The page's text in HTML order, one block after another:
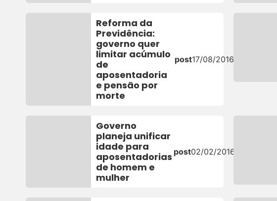
Reforma da
Previdência:
governo quer
limitar acúmulo
de
aposentadoria
e pensão por
morte
post17/08/2016
Governo
planeja unificar
idade para
aposentadorias
de homem e
mulher
post02/02/2016